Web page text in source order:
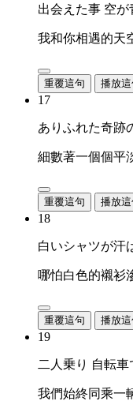
出会えた事 空が
我和你相遇的天
重覆這句 播放這
17
ありふれた奇跡
細數著一個個平
重覆這句 播放這
18
白いシャツが汗
哪怕白色的襯衫
重覆這句 播放這
19
二人乗り 自転
我們始終同乘一